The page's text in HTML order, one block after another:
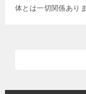
体とは一切関係あり